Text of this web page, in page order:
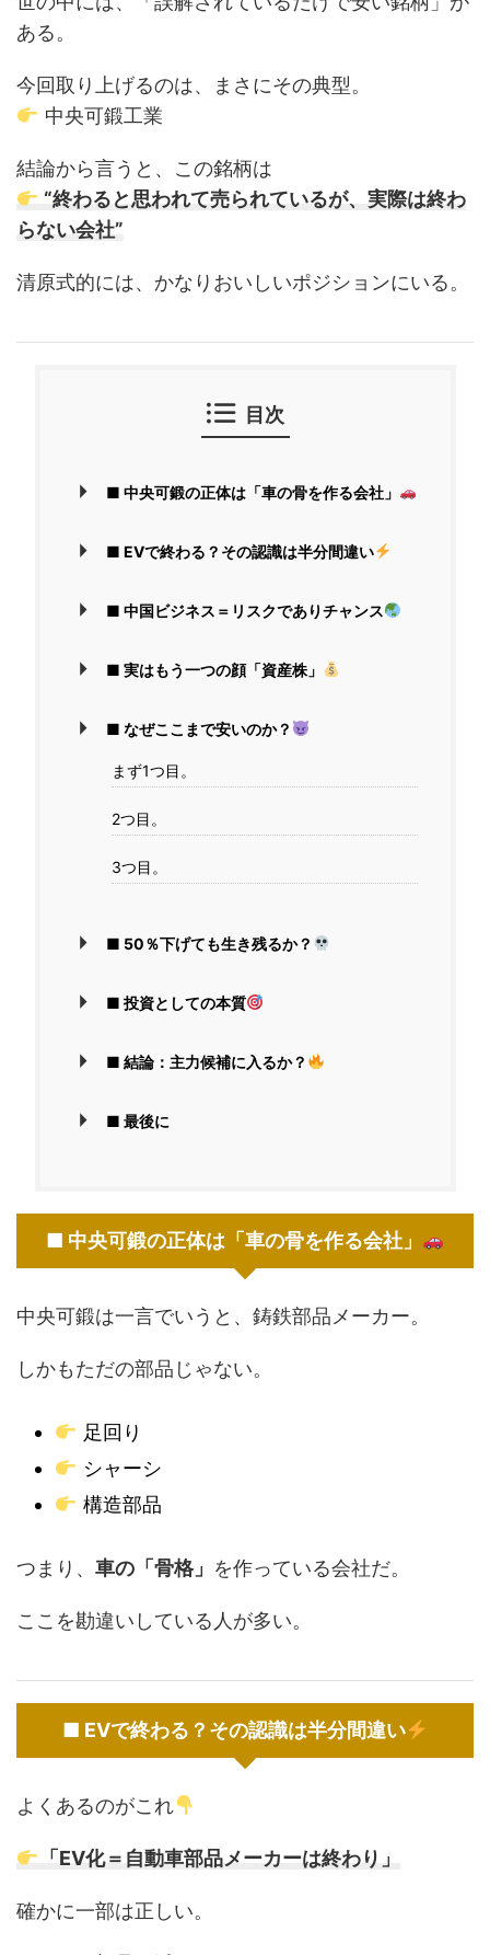
ある。
今回取り上げるのは、まさにその典型。
中央可鍛工業
結論から言うと、この銘柄は
“終わると思われて売られているが、実際は終わ
らない会社”
清原式的には、かなりおいしいポジションにいる。
目次
■ 中央可鍛の正体は「車の骨を作る会社」
■ EVで終わる？その認識は半分間違い
■ 中国ビジネス＝リスクでありチャンス
■ 実はもう一つの顔「資産株」
■ なぜここまで安いのか？
まず1つ目。
2つ目。
3つ目。
■ 50％下げても生き残るか？
■ 投資としての本質
■ 結論：主力候補に入るか？
■ 最後に
■ 中央可鍛の正体は「車の骨を作る会社」
中央可鍛は一言でいうと、鋳鉄部品メーカー。
しかもただの部品じゃない。
足回り
シャーシ
構造部品
つまり、 車の「骨格」 を作っている会社だ。
ここを勘違いしている人が多い。
■ EVで終わる？その認識は半分間違い
よくあるのがこれ
「EV化＝自動車部品メーカーは終わり」
確かに一部は正しい。